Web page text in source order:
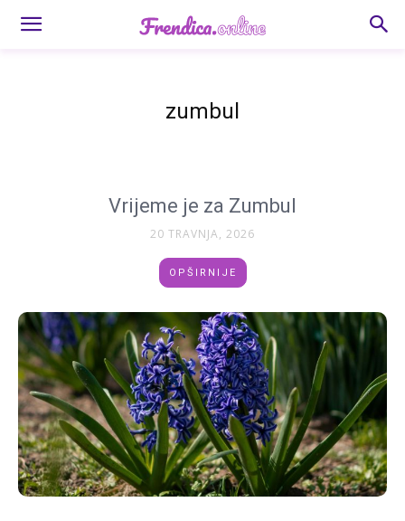
zumbul
Vrijeme je za Zumbul
20 TRAVNJA, 2026
OPŠIRNIJE